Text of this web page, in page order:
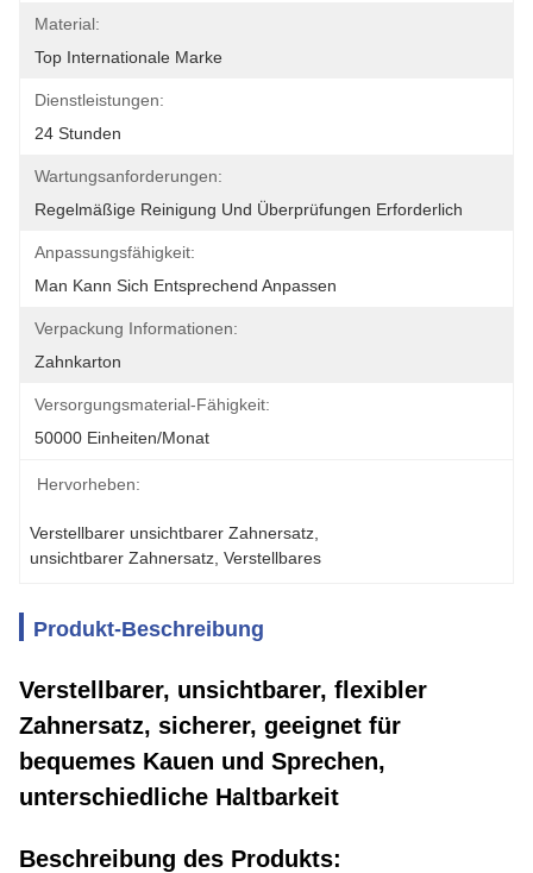
Material:
Top Internationale Marke
Dienstleistungen:
24 Stunden
Wartungsanforderungen:
Regelmäßige Reinigung Und Überprüfungen Erforderlich
Anpassungsfähigkeit:
Man Kann Sich Entsprechend Anpassen
Verpackung Informationen:
Zahnkarton
Versorgungsmaterial-Fähigkeit:
50000 Einheiten/Monat
Hervorheben:
Verstellbarer unsichtbarer Zahnersatz
unsichtbarer Zahnersatz Verstellbares
Produkt-Beschreibung
Verstellbarer, unsichtbarer, flexibler
Zahnersatz, sicherer, geeignet für
bequemes Kauen und Sprechen,
unterschiedliche Haltbarkeit
Beschreibung des Produkts: